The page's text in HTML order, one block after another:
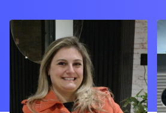
Delucci
Bento Gonçalves / RS
Sem saber muito sobre
empreendedorismo, o casal
contou com o Sebrae para
aprender tudo sobre o
assunto, colocar o negócio